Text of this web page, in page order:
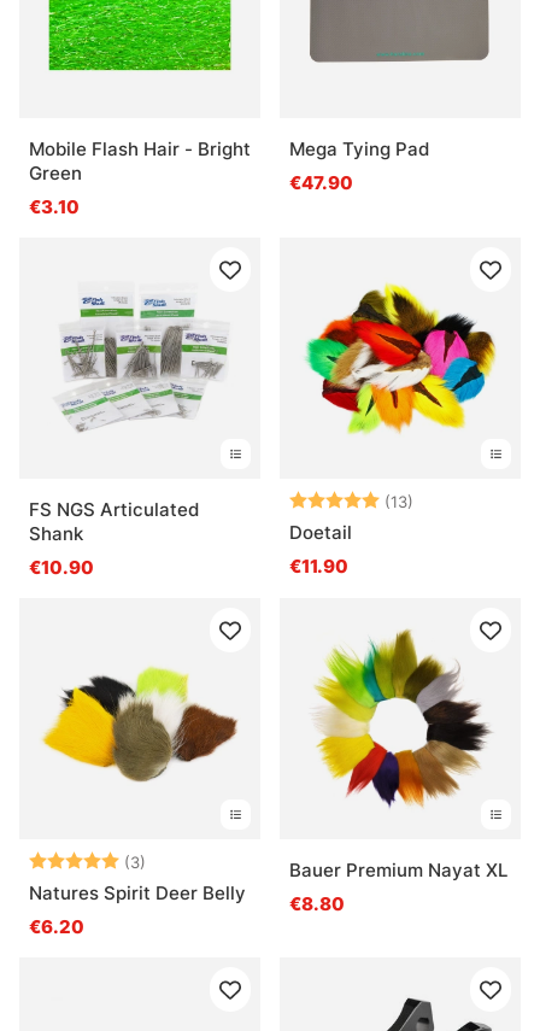
Mobile Flash Hair - Bright
Green
€3.10
Mega Tying Pad
€47.90
FS NGS Articulated
Shank
€10.90
Bewertung:(13)
Doetail
€11.90
Bewertung:(3)
5.0 von 5 Sternen
Natures Spirit Deer Belly
€6.20
Bauer Premium Nayat XL
€8.80